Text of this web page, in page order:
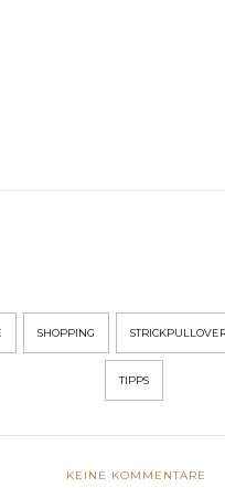
SHOPPING
TIPPS
KEINE KOMMENTARE